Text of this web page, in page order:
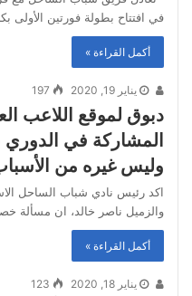
في افتتاح بطولة فورتين الأولى
أكمل القراءة »
يناير 19, 2020 197
دبوق لموقع اللاعب
المشاركة في الدوري
وليس غيره من
اكد رئيس نادي شباب الساحل
والزميل ناصر خالد، ان مسألة خصم
أكمل القراءة »
يناير 18, 2020 123